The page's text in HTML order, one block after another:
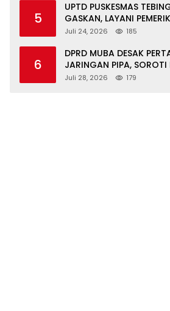
5
UPTD PUSKESMAS
GASKAN, LAYANI
GRATIS UNTUK ASN DI
Juli 24, 2026 185
6
DPRD MUBA DESAK
JARINGAN PIPA, SOROTI
WARGA JIRAK
Juli 28, 2026 179